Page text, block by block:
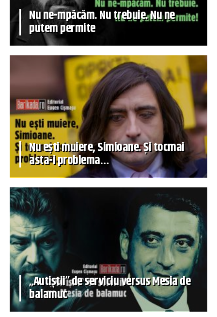
Nu ne-mpăcăm. Nu trebuie. Nu ne
putem permite
Nu ești muiere, Simioane. Și tocmai
asta-i problema…
„Autiștii” de serviciu versus Mesia de
balamuc